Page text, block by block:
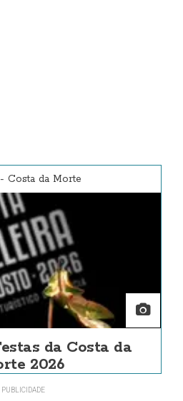
- Costa da Morte
da Costa da
2026